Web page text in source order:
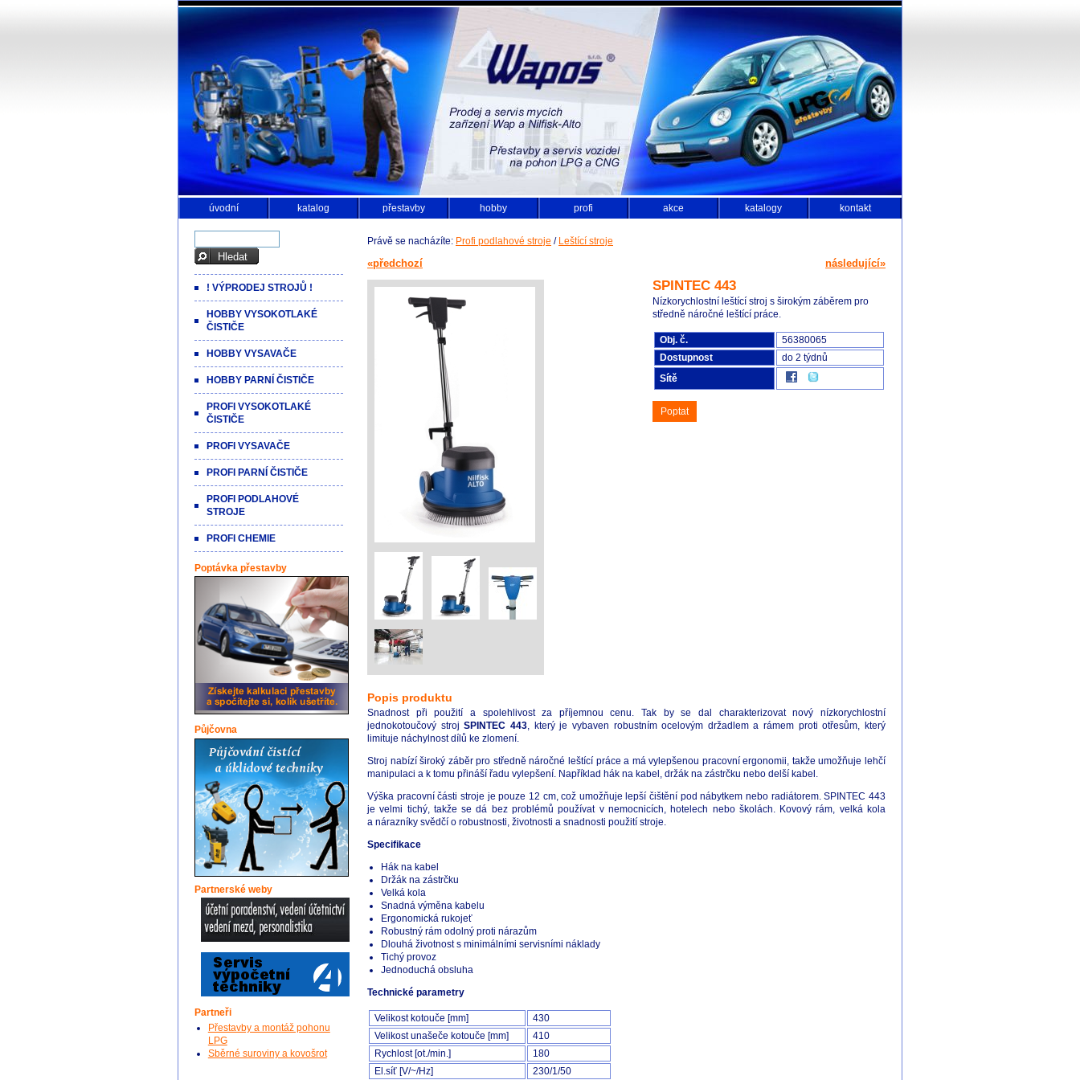
úvodní katalog přestavby hobby profi akce katalogy kontakt
Právě se nacházíte: Profi podlahové stroje / Leštící stroje
«předchozí následující»
SPINTEC 443
Nízkorychlostní leštící stroj s širokým záběrem pro
středně náročné leštící práce.
Obj. č.
56380065
Dostupnost
do 2 týdnů
Sítě
Poptat
Popis produktu
Snadnost při použití a spolehlivost za příjemnou cenu. Tak by se dal charakterizovat nový nízkorychlostní
jednokotoučový strojSPINTEC 443, který je vybaven robustním ocelovým držadlem a rámem proti otřesům, který
limituje náchylnost dílů ke zlomení.
Stroj nabízí široký záběr pro středně náročné leštící práce a má vylepšenou pracovní ergonomii, takže umožňuje lehčí
manipulaci a k tomu přináší řadu vylepšení. Například hák na kabel, držák na zástrčku nebo delší kabel.
Výška pracovní části stroje je pouze 12 cm, což umožňuje lepší čištění pod nábytkem nebo radiátorem. SPINTEC 443
je velmi tichý, takže se dá bez problémů používat v nemocnicích, hotelech nebo školách. Kovový rám, velká kola
a nárazníky svědčí o robustnosti, životnosti a snadnosti použití stroje.
Specifikace
Hák na kabel
Držák na zástrčku
Velká kola
Snadná výměna kabelu
Ergonomická rukojeť
Robustný rám odolný proti nárazům
Dlouhá životnost s minimálními servisními náklady
Tichý provoz
Jednoduchá obsluha
Technické parametry
Velikost kotouče [mm]
430
Velikost unašeče kotouče [mm]
410
Rychlost [ot./min.]
180
El.síť [V/~/Hz]
230/1/50
! VÝPRODEJ STROJŮ !
HOBBY VYSOKOTLAKÉ
ČISTIČE
HOBBY VYSAVAČE
HOBBY PARNÍ ČISTIČE
PROFI VYSOKOTLAKÉ
ČISTIČE
PROFI VYSAVAČE
PROFI PARNÍ ČISTIČE
PROFI PODLAHOVÉ
STROJE
PROFI CHEMIE
Poptávka přestavby
Půjčovna
Partnerské weby
Partneři
Přestavby a montáž pohonu
LPG
Sběrné suroviny a kovošrot